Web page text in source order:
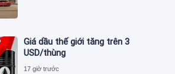
Giá dầu thế giới tăng trên 3
USD/thùng
17 giờ trước